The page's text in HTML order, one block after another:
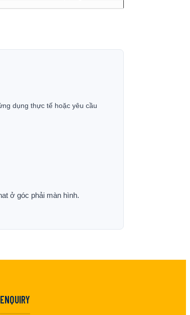
dụng thực tế hoặc yêu cầu
ở góc phải màn hình.
ENQUIRY